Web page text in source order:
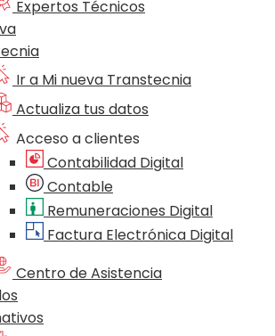
Expertos Técnicos
Ir a Mi nueva Transtecnia
Actualiza tus datos
Acceso a clientes
Contabilidad Digital
Contable
Remuneraciones Digital
Factura Electrónica Digital
Centro de Asistencia